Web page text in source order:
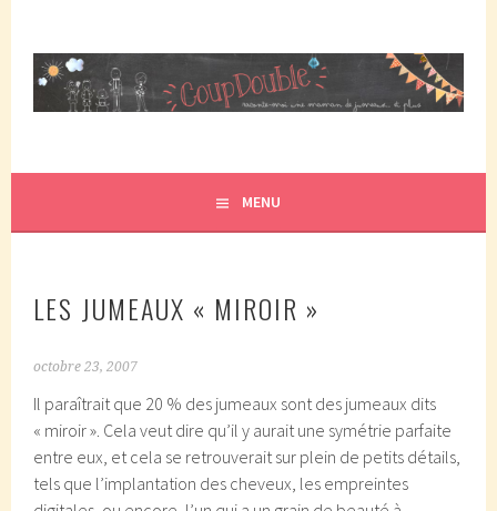
contenu
principal
COUP DOUBLE
JUMEAUX, ÇA NOUS TOMBE DESSUS ET CA NOUS
PROPULSE SUPER MAMAN! CA DONNE DEUX FOIS PLUS DE
MENU
LES JUMEAUX « MIROIR »
octobre 23, 2007
Il paraîtrait que 20 % des jumeaux sont des jumeaux dits
« miroir ». Cela veut dire qu’il y aurait une symétrie parfaite
entre eux, et cela se retrouverait sur plein de petits détails,
tels que l’implantation des cheveux, les empreintes